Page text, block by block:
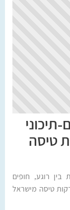
תיכוני
רוגע, חופים
וכיף לכל המשפחה. מרחק של רק 40 דקות טיסה מישראל